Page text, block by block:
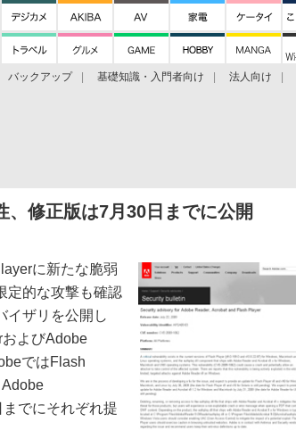
バックアップ 基礎知識・入門者向け 法人向け
修正版は7月30日までに公開
に新たな脆弱
定的な攻撃も確認
イザリを公開し
よびAdobe
ではFlash
でにそれぞれ提